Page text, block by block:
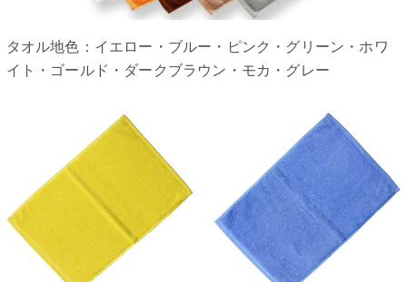
タオル地色：イエロー・ブルー・ピンク・グリーン・ホワ
イト・ゴールド・ダークブラウン・モカ・グレー